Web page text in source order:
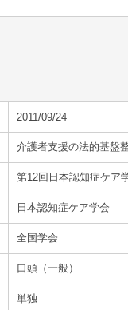
2011/09/24
介護者支援の法的基盤
第12回日本認知症ケア
日本認知症ケア学会
全国学会
口頭（一般）
単独